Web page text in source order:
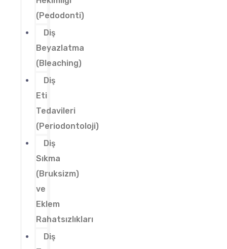
(Pedodonti)
Diş
Beyazlatma
(Bleaching)
Diş
Eti
Tedavileri
(Periodontoloji)
Diş
Sıkma
(Bruksizm)
ve
Eklem
Rahatsızlıkları
Diş